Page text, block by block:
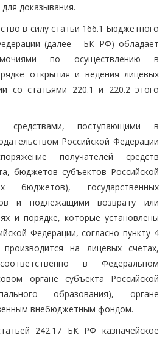
доказывания.
в силу статьи 166.1 Бюджетного
(далее - БК РФ) обладает
по осуществлению в
открытия и ведения лицевых
со статьями 220.1 и 220.2 этого
поступающими в
Российской Федерации
получателей средств
бюджетов субъектов Российской
бюджетов), государственных
и подлежащими возврату или
и порядке, которые установлены
Федерации, согласно пункту 4
на лицевых счетах,
в Федеральном
органе субъекта Российской
образования), органе
внебюджетным фондом.
242.17 БК РФ казначейское